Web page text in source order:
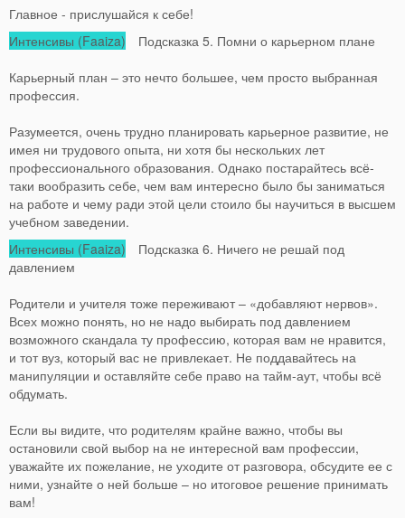
Главное - прислушайся к себе!
Интенсивы (Faaiza) Подсказка 5. Помни о карьерном плане
Карьерный план – это нечто большее, чем просто выбранная
профессия.
Разумеется, очень трудно планировать карьерное развитие, не
имея ни трудового опыта, ни хотя бы нескольких лет
профессионального образования. Однако постарайтесь всё-
таки вообразить себе, чем вам интересно было бы заниматься
на работе и чему ради этой цели стоило бы научиться в высшем
учебном заведении.
Интенсивы (Faaiza) Подсказка 6. Ничего не решай под
давлением
Родители и учителя тоже переживают – «добавляют нервов».
Всех можно понять, но не надо выбирать под давлением
возможного скандала ту профессию, которая вам не нравится,
и тот вуз, который вас не привлекает. Не поддавайтесь на
манипуляции и оставляйте себе право на тайм-аут, чтобы всё
обдумать.
Если вы видите, что родителям крайне важно, чтобы вы
остановили свой выбор на не интересной вам профессии,
уважайте их пожелание, не уходите от разговора, обсудите ее с
ними, узнайте о ней больше – но итоговое решение принимать
вам!